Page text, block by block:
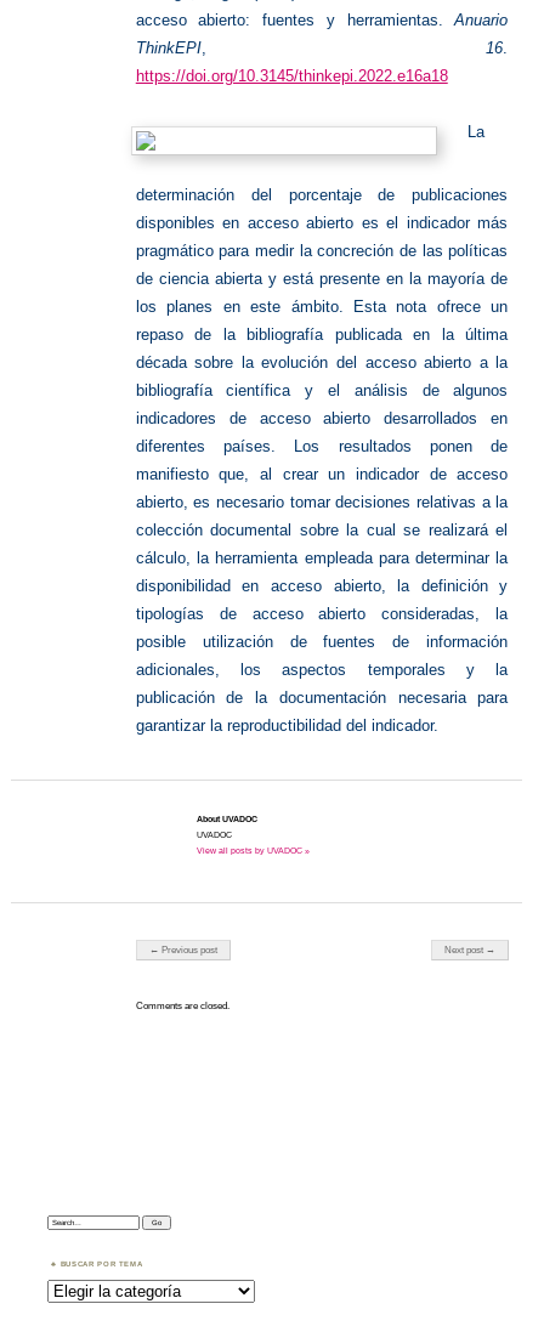
acceso abierto: fuentes y herramientas.Anuario
ThinkEPI,16.
https://doi.org/10.3145/thinkepi.2022.e16a18
La
determinación del porcentaje de publicaciones
disponibles en acceso abierto es el indicador más
pragmático para medir la concreción de las políticas
de ciencia abierta y está presente en la mayoría de
los planes en este ámbito. Esta nota ofrece un
repaso de la bibliografía publicada en la última
década sobre la evolución del acceso abierto a la
bibliografía científica y el análisis de algunos
indicadores de acceso abierto desarrollados en
diferentes países. Los resultados ponen de
manifiesto que, al crear un indicador de acceso
abierto, es necesario tomar decisiones relativas a la
colección documental sobre la cual se realizará el
cálculo, la herramienta empleada para determinar la
disponibilidad en acceso abierto, la definición y
tipologías de acceso abierto consideradas, la
posible utilización de fuentes de información
adicionales, los aspectos temporales y la
publicación de la documentación necesaria para
garantizar la reproductibilidad del indicador.
About UVADOC
UVADOC
View all posts by UVADOC »
Post navigation
← Previous post Next post →
Comments are closed.
Search:
BUSCAR POR TEMA
Buscar
por
Tema